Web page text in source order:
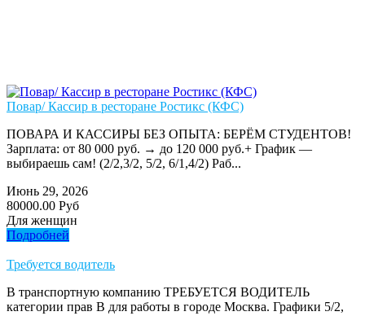
Повар/ Кассир в ресторане Ростикс (КФС)
ПОВАРА И КАССИРЫ БЕЗ ОПЫТА: БЕРЁМ СТУДЕНТОВ!
Зарплата: от 80 000 руб. → до 120 000 руб.+ График —
выбираешь сам! (2/2,3/2, 5/2, 6/1,4/2) Раб...
Июнь 29, 2026
80000.00 Руб
Для женщин
Подробней
Требуется водитель
В транспортную компанию ТРЕБУЕТСЯ ВОДИТЕЛЬ
категории прав В для работы в городе Москва. Графики 5/2,